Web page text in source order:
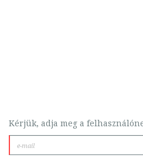
Kérjük, adja meg a